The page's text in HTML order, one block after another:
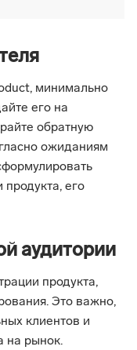
минимально
его на
обратную
ожиданиям
его
аудитории
продукта,
Это важно,
клиентов и
на рынок.